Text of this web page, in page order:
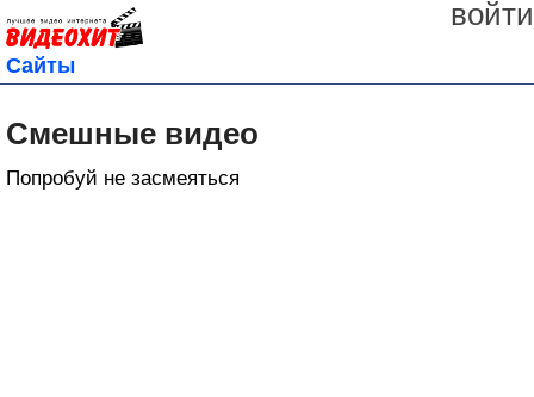
войти
Сайты
Смешные видео
Попробуй не засмеяться